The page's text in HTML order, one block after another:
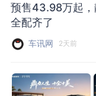
预售43.98万起，
全配齐了
车讯网 2天前